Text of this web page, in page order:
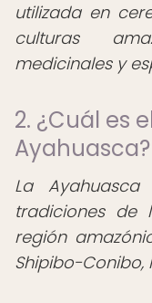
utilizada en
culturas
medicinales y
2. ¿Cuál es
Ayahuasca?
La
tradiciones de
región
Shipibo-Conibo,